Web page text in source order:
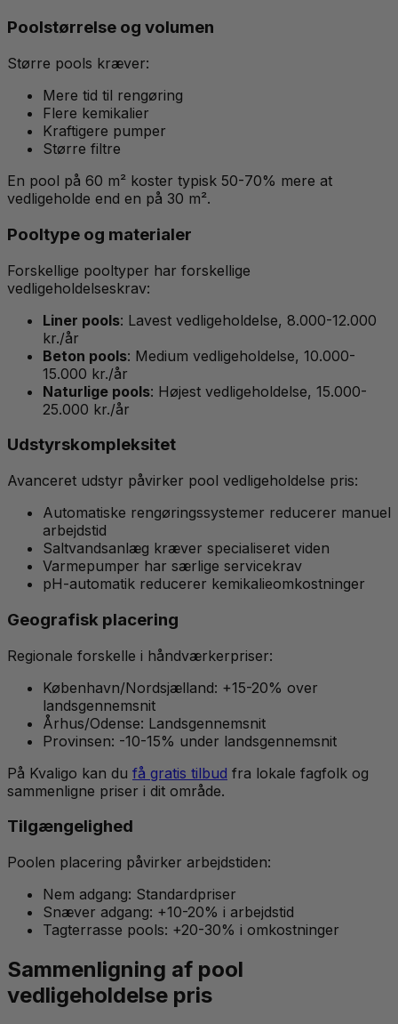
Poolstørrelse og volumen
Større pools kræver:
Mere tid til rengøring
Flere kemikalier
Kraftigere pumper
Større filtre
En pool på 60 m² koster typisk 50-70% mere at
vedligeholde end en på 30 m².
Pooltype og materialer
Forskellige pooltyper har forskellige
vedligeholdelseskrav:
Liner pools: Lavest vedligeholdelse, 8.000-12.000
kr./år
Beton pools: Medium vedligeholdelse, 10.000-
15.000 kr./år
Naturlige pools: Højest vedligeholdelse, 15.000-
25.000 kr./år
Udstyrskompleksitet
Avanceret udstyr påvirker pool vedligeholdelse pris:
Automatiske rengøringssystemer reducerer manuel
arbejdstid
Saltvandsanlæg kræver specialiseret viden
Varmepumper har særlige servicekrav
pH-automatik reducerer kemikalieomkostninger
Geografisk placering
Regionale forskelle i håndværkerpriser:
København/Nordsjælland: +15-20% over
landsgennemsnit
Århus/Odense: Landsgennemsnit
Provinsen: -10-15% under landsgennemsnit
På Kvaligo kan du få gratis tilbud fra lokale fagfolk og
sammenligne priser i dit område.
Tilgængelighed
Poolen placering påvirker arbejdstiden:
Nem adgang: Standardpriser
Snæver adgang: +10-20% i arbejdstid
Tagterrasse pools: +20-30% i omkostninger
Sammenligning af pool
vedligeholdelse pris